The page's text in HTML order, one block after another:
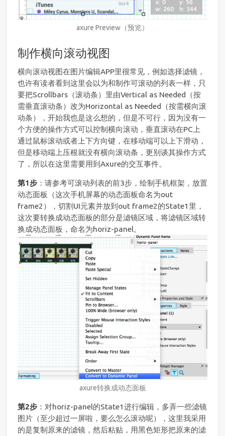
axure Preview（预览）
制作横向滚动视图
横向滚动视图在图片编辑APP里很常见，例如选择滤镜，
也许有读者看到这里会以为和制作可滚动的列表一样，只
要把Scrollbars（滚动条）里由Vertical as Needed（按
需垂直滚动条）改为Horizontal as Needed（按需横向滚
动条），开始我也是这么想的，但是不可行，因为没有一
个方便的操作方式可以控制横向滚动，垂直滚动在PC上
通过鼠标滚动或者上下方向键，在移动端可以上下滑动，
但是移动端上压根就没有横向滚动条，更别谈其操作方式
了，所以在这里需要用到Axure的交互事件。
第1步 ：请参考可滚动列表的前3步，绘制手机框架，放置
动态面板（这次手机屏幕的动态面板命名为out
frame2），切割UI元素并放到out frame2的State1里，
这次要转换成动态面板的部分是滤镜区域，将滤镜区域转
换成动态面板，命名为horiz-panel。
axure转换成动态面板
第2步 ：对horiz-panel的State1进行编辑，多弄一些滤镜
图片（至少超过一屏啦，要么怎么滚动呢），这里我采用
的是复制原来的滤镜，然后粘贴，用黑色矩形把原来的滤